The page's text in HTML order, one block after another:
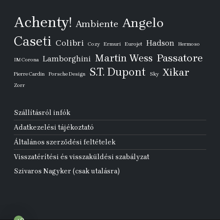
Achenty! Ambiente Angelo
Caseti Colibri Cozy Ermuri Eurojet Hadson Hermoso
IM Corona Lamborghini Martin Wess Passatore
Pierre Cardin Porsche Design S.T. Dupont Sky Xikar
Zorr
Szállításról infók
Adatkezelési tájékoztató
Általános szerződési feltételek
Visszatérítési és visszaküldési szabályzat
Szivaros Nagyker (csak utalásra)